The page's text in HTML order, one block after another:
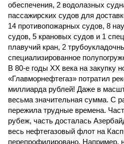
обеспечения, 2 водолазных
пассажирских судов для
14 противопожарных судов, 8
судов, 5 крановых судов и 1
плавучий кран, 2
специализированное
В 80-е годы ХХ века на закупку
«Главморнефтегаз» потратил
миллиарда рублей! Даже в
весьма значительная сумма. С
пережила трудные времена.
рубеж, часть досталась
весь нефтегазовый флот на
перепрофилировано. Например,